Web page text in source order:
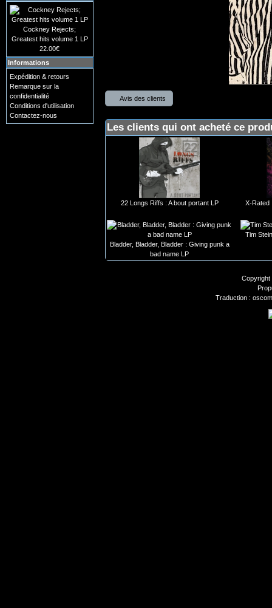
Avis des clients
Les clients qui ont acheté ce
22 Longs Riffs : A bout portant LP X-Rated
Bladder, Bladder, Bladder : Giving punk a
bad name LP
Tim
Cockney Rejects;
Greatest hits volume 1 LP
22.00€
Informations
Expédition & retours
Remarque sur la
confidentialité
Conditions d'utilisation
Contactez-nous
Traduction :